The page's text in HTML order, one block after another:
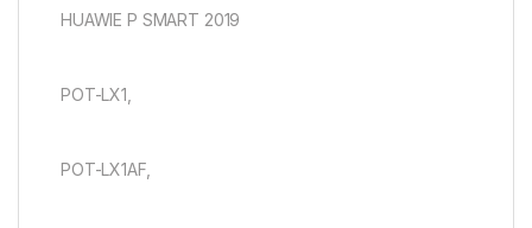
HUAWIE P SMART 2019
POT-LX1,
POT-LX1AF,